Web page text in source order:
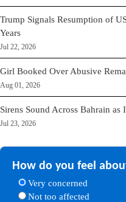
Trump Signals Resumption of
Years
Jul 22, 2026
Girl Booked Over Abusive
Aug 01, 2026
Sirens Sound Across Bahrain as
Jul 23, 2026
How do you feel
Very concerned
Not too affected